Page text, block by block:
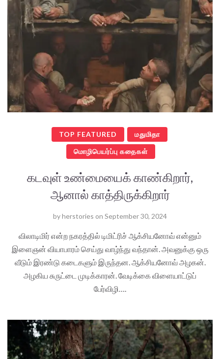
TOP FEATURED மதுமிதா
மொழிபெயர்ப்பு கதைகள்
கடவுள் உண்மையைக் காண்கிறார்,
ஆனால் காத்திருக்கிறார்
byherstories on September 30, 2024
விலாடிமிர் என்ற நகரத்தில் டிமிட்ரிச் ஆக்சியனோவ் என்னும்
இளைஞன் வியாபாரம் செய்து வாழ்ந்து வந்தான். அவனுக்கு ஒரு
வீடும் இரண்டு கடைகளும் இருந்தன. ஆக்சியனோவ் அழகன்.
அழகிய சுருட்டை முடிக்காரன். வேடிக்கை விளையாட்டுப்
பேர்விழி….